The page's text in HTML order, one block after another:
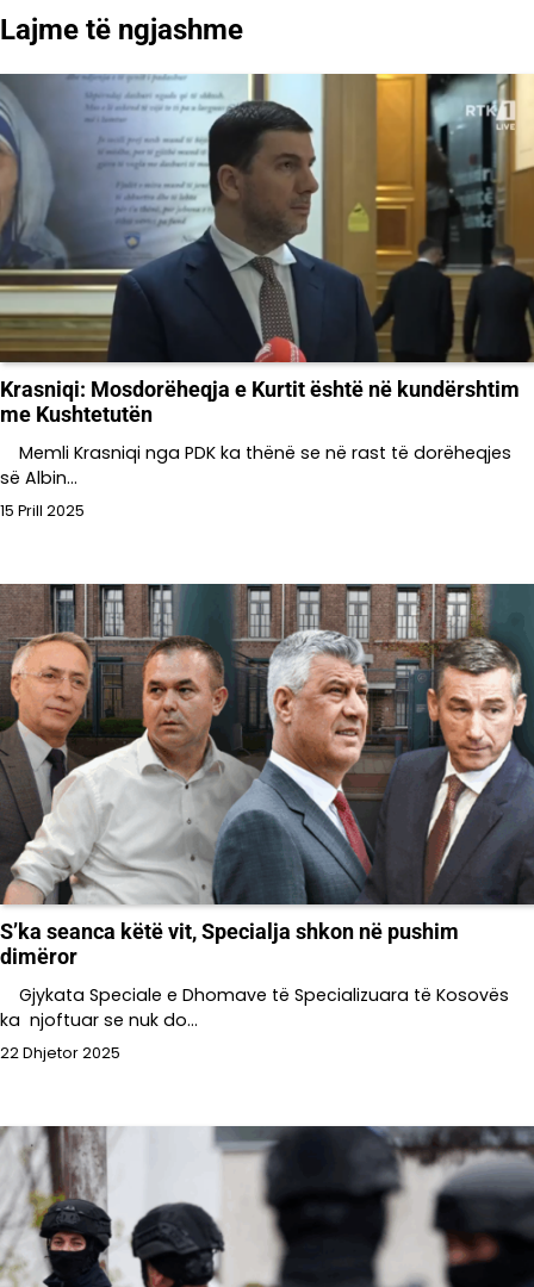
Lajme të ngjashme
Krasniqi: Mosdorëheqja e Kurtit është në kundërshtim
me Kushtetutën
Memli Krasniqi nga PDK ka thënë se në rast të dorëheqjes
së Albin…
15 Prill 2025
S’ka seanca këtë vit, Specialja shkon në pushim
dimëror
Gjykata Speciale e Dhomave të Specializuara të Kosovës
ka njoftuar se nuk do…
22 Dhjetor 2025